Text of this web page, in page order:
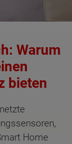
Warum
bieten
Home